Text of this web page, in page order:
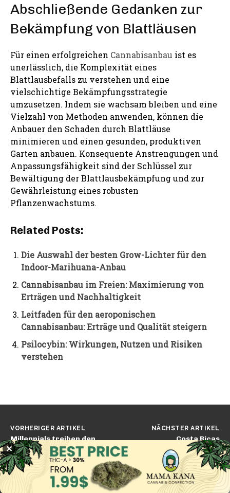
Abschließende Gedanken zur
Bekämpfung von Blattläusen
Für einen erfolgreichen Cannabisanbau ist es
unerlässlich, die Komplexität eines
Blattlausbefalls zu verstehen und eine
vielschichtige Bekämpfungsstrategie
umzusetzen. Indem sie wachsam bleiben und eine
Vielzahl von Methoden anwenden, können die
Anbauer den Schaden durch Blattläuse
minimieren und einen gesunden, produktiven
Garten anbauen. Konsequente Anstrengungen und
Anpassungsfähigkeit sind der Schlüssel zur
Bewältigung der Blattlausbekämpfung und zur
Gewährleistung eines robusten
Pflanzenwachstums.
Related Posts:
Die Auswahl der besten Grow-Lichter für den
Indoor-Marihuana-Anbau
Cannabisanbau im Freien: Maximierung von
Erträgen und Nachhaltigkeit
Leitfaden für den aeroponischen
Cannabisanbau: Erträge und Qualität steigern
Psilocybin: Wirkungen, Nutzen und Risiken
verstehen
VORHERIGER ARTIKEL
Millennials treiben den
Cannabis-Vorabmarkt an
und geben 103,9 Millionen
Dollar aus
NÄCHSTER ARTIKEL
Costa Ricas
Verfassungsgericht
stoppt Referendum über
Cannabis für den
Freizeitgebrauch
✕